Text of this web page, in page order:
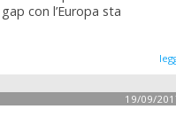
con l’Europa sta
19/09/